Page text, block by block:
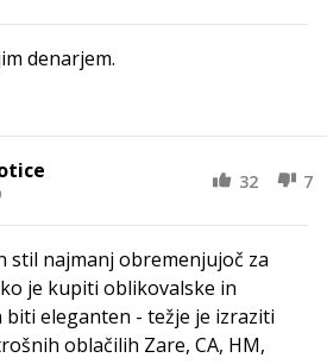
denarjem.
32 7
stil najmanj obremenjujoč za
je kupiti oblikovalske in
eleganten - težje je izraziti
oblačilih Zare, CA, HM,